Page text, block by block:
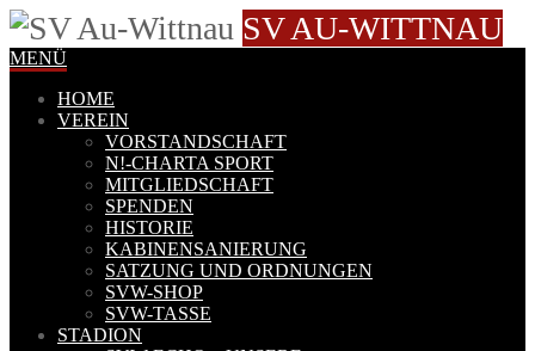
SV AU-WITTNAU
MENÜ
HOME
VEREIN
VORSTANDSCHAFT
N!-CHARTA SPORT
MITGLIEDSCHAFT
SPENDEN
HISTORIE
KABINENSANIERUNG
SATZUNG UND ORDNUNGEN
SVW-SHOP
SVW-TASSE
STADION